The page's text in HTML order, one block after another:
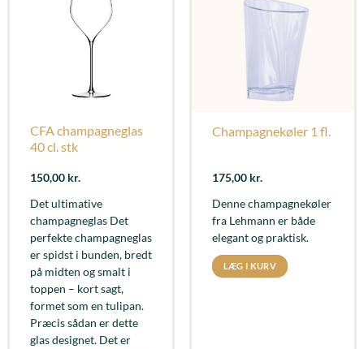
CFA champagneglas
40 cl. stk
150,00 kr.
Det ultimative
champagneglas Det
perfekte champagneglas
er spidst i bunden, bredt
på midten og smalt i
toppen – kort sagt,
formet som en tulipan.
Præcis sådan er dette
glas designet. Det er
Champagnekøler 1 fl.
175,00 kr.
Denne champagnekøler
fra Lehmann er både
elegant og praktisk.
LÆG I KURV